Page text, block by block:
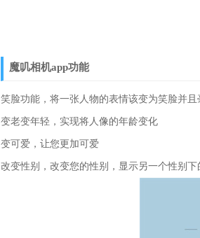
魔叽相机app功能
笑脸功能，将一张人物的表情该变为笑脸并且
变老变年轻，实现将人像的年龄变化
变可爱，让您更加可爱
改变性别，改变您的性别，显示另一个性别下